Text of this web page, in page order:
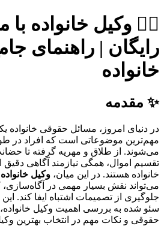
👨‍⚖️ وکیل خانواده با
رایگان | راهنمای
خانواده
✨ مقدمه
در دنیای امروز، مسائل حقوقی
مهم‌ترین موضوعاتی است که افراد در
می‌شوند. از طلاق و مهریه گرفته تا
تقسیم اموال، همگی نیازمند آگاهی
خانواده هستند. در این میان، وکیل
می‌تواند نقش بسیار مهمی در
جلوگیری از تصمیمات اشتباه ایفا کند.
سئو شده به بررسی اهمیت وکیل
حقوقی و نکات مهم در انتخاب بهترین